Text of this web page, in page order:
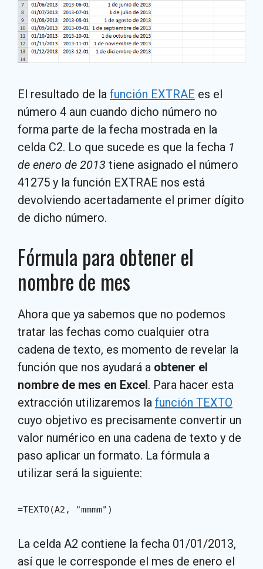
El resultado de la función EXTRAE es el
número 4 aun cuando dicho número no
forma parte de la fecha mostrada en la
celda C2. Lo que sucede es que la fecha 1
de enero de 2013 tiene asignado el número
41275 y la función EXTRAE nos está
devolviendo acertadamente el primer dígito
de dicho número.
Fórmula para obtener el
nombre de mes
Ahora que ya sabemos que no podemos
tratar las fechas como cualquier otra
cadena de texto, es momento de revelar la
función que nos ayudará a obtener el
nombre de mes en Excel. Para hacer esta
extracción utilizaremos la función TEXTO
cuyo objetivo es precisamente convertir un
valor numérico en una cadena de texto y de
paso aplicar un formato. La fórmula a
utilizar será la siguiente:
=TEXTO(A2, "mmmm")
La celda A2 contiene la fecha 01/01/2013,
así que le corresponde el mes de enero el